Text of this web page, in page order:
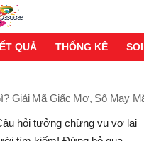
QUẢ THỐNG KÊ
Giải Mã Giấc Mơ, Số May
hỏi tưởng chừng vu vơ lại